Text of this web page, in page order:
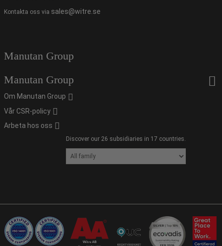
Kontakta oss via sales@witre.se
Manutan Group
Manutan Group
Om Manutan Group
Vår CSR-policy
Arbeta hos oss
Discover our 26 subsidiaries in 17 countries.